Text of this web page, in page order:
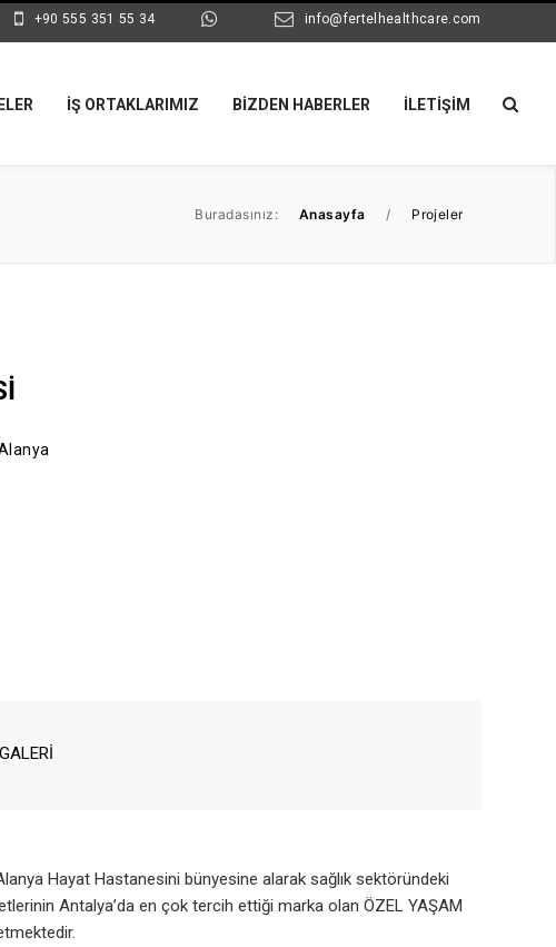
+90 555 351 55 34 info@fertelhealthcare.com
İŞ ORTAKLARIMIZ BIZDEN HABERLER İLETIŞIM
Buradasınız: Anasayfa / Projeler
GALERİ
Hayat Hastanesini bünyesine alarak sağlık sektöründeki
Antalya’da en çok tercih ettiği marka olan ÖZEL YAŞAM